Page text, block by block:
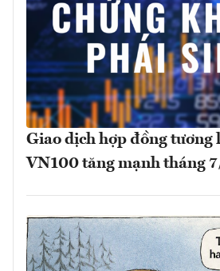
Giao dịch hợp đồng tương
VN100 tăng mạnh tháng